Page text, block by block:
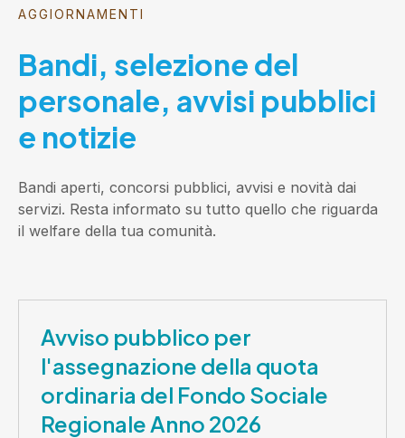
AGGIORNAMENTI
Bandi, selezione del
personale, avvisi pubblici
e notizie
Bandi aperti, concorsi pubblici, avvisi e novità dai
servizi. Resta informato su tutto quello che riguarda
il welfare della tua comunità.
Avviso pubblico per
l'assegnazione della quota
ordinaria del Fondo Sociale
Regionale Anno 2026